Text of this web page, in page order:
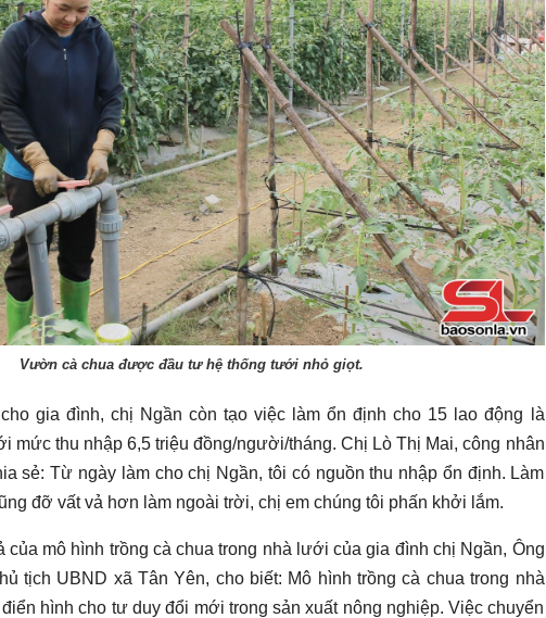
Vườn cà chua được đầu tư hệ thống tưới nhỏ giọt.
gia đình, chị Ngần còn tạo việc làm ổn định cho 15 lao động là
mức thu nhập 6,5 triệu đồng/người/tháng. Chị Lò Thị Mai, công nhân
sẻ: Từ ngày làm cho chị Ngần, tôi có nguồn thu nhập ổn định. Làm
đỡ vất vả hơn làm ngoài trời, chị em chúng tôi phấn khởi lắm.
của mô hình trồng cà chua trong nhà lưới của gia đình chị Ngần, Ông
tịch UBND xã Tân Yên, cho biết: Mô hình trồng cà chua trong nhà
hình cho tư duy đổi mới trong sản xuất nông nghiệp. Việc chuyển